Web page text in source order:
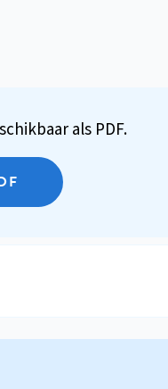
als PDF.